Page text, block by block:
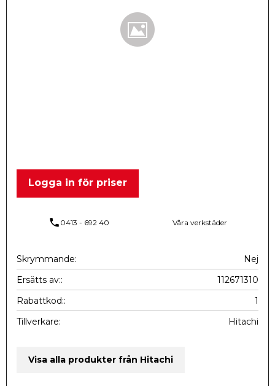
Logga in för priser
phone 0413 - 692 40 Våra verkstäder
Skrymmande
Nej
Ersätts av:
112671310
Rabattkod:
1
Tillverkare
Hitachi
Visa alla produkter från Hitachi